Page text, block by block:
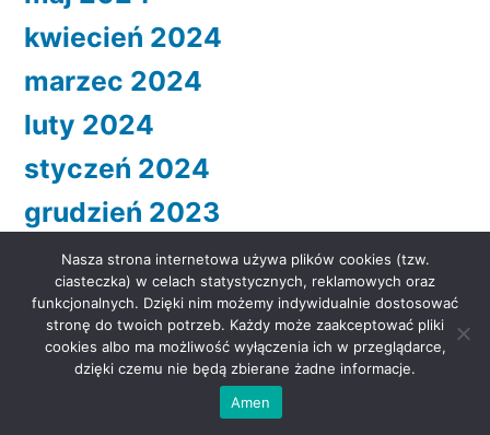
kwiecień 2024
marzec 2024
luty 2024
styczeń 2024
grudzień 2023
listopad 2023
październik 2023
wrzesień 2023
sierpień 2023
Nasza strona internetowa używa plików cookies (tzw.
ciasteczka) w celach statystycznych, reklamowych oraz
funkcjonalnych. Dzięki nim możemy indywidualnie dostosować
stronę do twoich potrzeb. Każdy może zaakceptować pliki
cookies albo ma możliwość wyłączenia ich w przeglądarce,
dzięki czemu nie będą zbierane żadne informacje.
Amen